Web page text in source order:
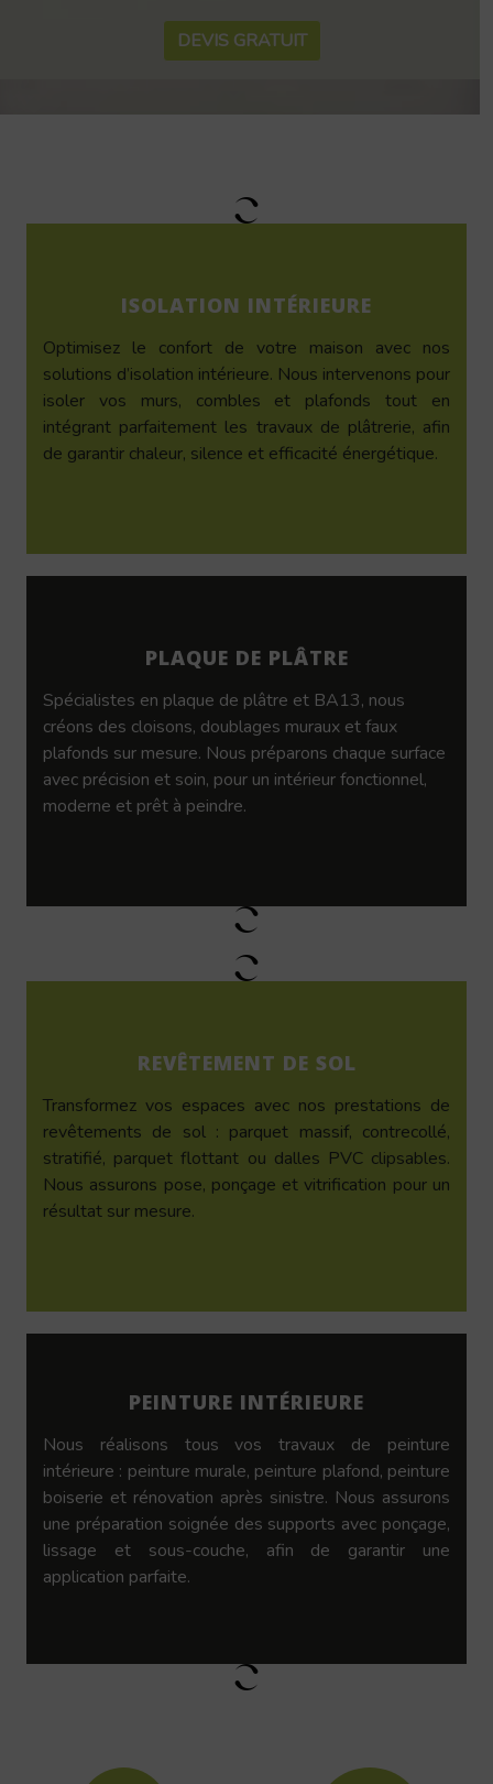
DEVIS GRATUIT
ISOLATION INTÉRIEURE
Optimisez le confort de votre maison avec nos
solutions d’isolation intérieure. Nous intervenons pour
isoler vos murs, combles et plafonds tout en
intégrant parfaitement les travaux de plâtrerie, afin
de garantir chaleur, silence et efficacité énergétique.
PLAQUE DE PLÂTRE
Spécialistes en plaque de plâtre et BA13, nous
créons des cloisons, doublages muraux et faux
plafonds sur mesure. Nous préparons chaque surface
avec précision et soin, pour un intérieur fonctionnel,
moderne et prêt à peindre.
REVÊTEMENT DE SOL
Transformez vos espaces avec nos prestations de
revêtements de sol : parquet massif, contrecollé,
stratifié, parquet flottant ou dalles PVC clipsables.
Nous assurons pose, ponçage et vitrification pour un
résultat sur mesure.
PEINTURE INTÉRIEURE
Nous réalisons tous vos travaux de peinture
intérieure : peinture murale, peinture plafond, peinture
boiserie et rénovation après sinistre. Nous assurons
une préparation soignée des supports avec ponçage,
lissage et sous-couche, afin de garantir une
application parfaite.